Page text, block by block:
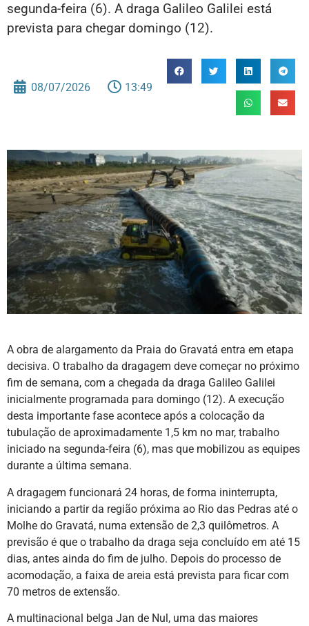
segunda-feira (6). A draga Galileo Galilei está
prevista para chegar domingo (12).
08/07/2026 13:49
A obra de alargamento da Praia do Gravatá entra em etapa
decisiva. O trabalho da dragagem deve começar no próximo
fim de semana, com a chegada da draga Galileo Galilei
inicialmente programada para domingo (12). A execução
desta importante fase acontece após a colocação da
tubulação de aproximadamente 1,5 km no mar, trabalho
iniciado na segunda-feira (6), mas que mobilizou as equipes
durante a última semana.
A dragagem funcionará 24 horas, de forma ininterrupta,
iniciando a partir da região próxima ao Rio das Pedras até o
Molhe do Gravatá, numa extensão de 2,3 quilômetros. A
previsão é que o trabalho da draga seja concluído em até 15
dias, antes ainda do fim de julho. Depois do processo de
acomodação, a faixa de areia está prevista para ficar com
70 metros de extensão.
A multinacional belga Jan de Nul, uma das maiores